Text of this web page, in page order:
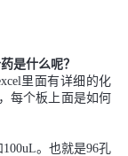
是什么呢？
里面有详细的化
每个板上面是如何
。也就是96孔